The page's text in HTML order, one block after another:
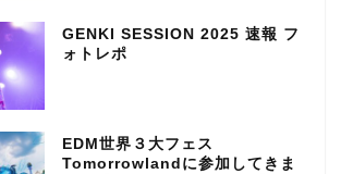
GENKI SESSION 2025 速報 フ
ォトレポ
EDM世界３大フェス
Tomorrowlandに参加してきま